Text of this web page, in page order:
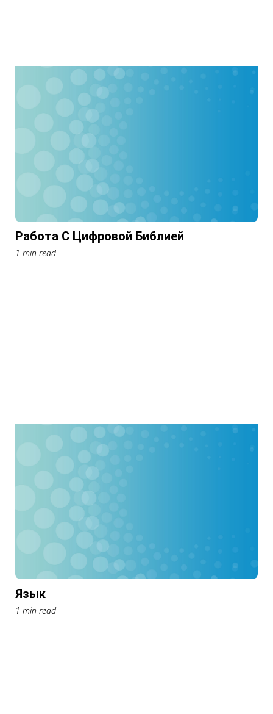
Работа С Цифровой Библией
1 min read
Язык
1 min read